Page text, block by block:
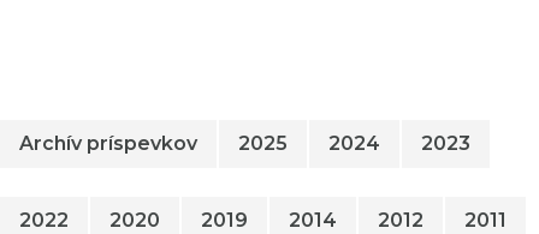
Archív príspevkov 2025 2024 2023
2022 2020 2019 2014 2012 2011